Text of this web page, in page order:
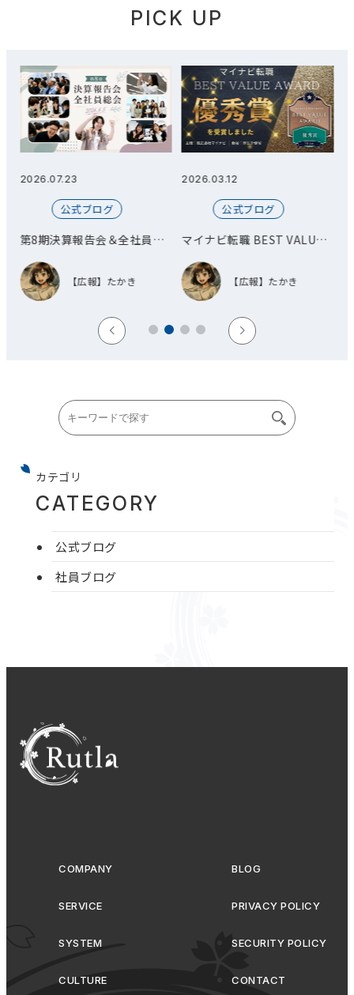
PICK UP
2026.03.12
公式ブログ
マイナビ転職 BEST VALUE
AWARD 優秀賞を受賞しまし
た！
【広報】たかき
2026.03.11
公式ブログ
オフィス移転とお披露目会を
開催しました！
【広報】たかき
カテゴリ
CATEGORY
公式ブログ
社員ブログ
COMPANY
SERVICE
SYSTEM
CULTURE
BLOG
PRIVACY POLICY
SECURITY POLICY
CONTACT